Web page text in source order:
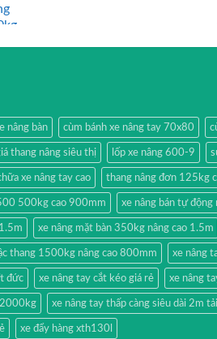
nâng bàn cùm bánh xe nâng tay 70x80
thang nâng siêu thị lốp xe nâng 600-9
xe nâng tay cao thang nâng đơn 125kg
500kg cao 900mm xe nâng bán tự
xe nâng mặt bàn 350kg nâng cao 1.5m
thang 1500kg nâng cao 800mm xe nâng
đức xe nâng tay cắt kéo giá rẻ xe nâng
2000kg xe nâng tay thấp càng siêu dài 2m
xe đẩy hàng xth130l